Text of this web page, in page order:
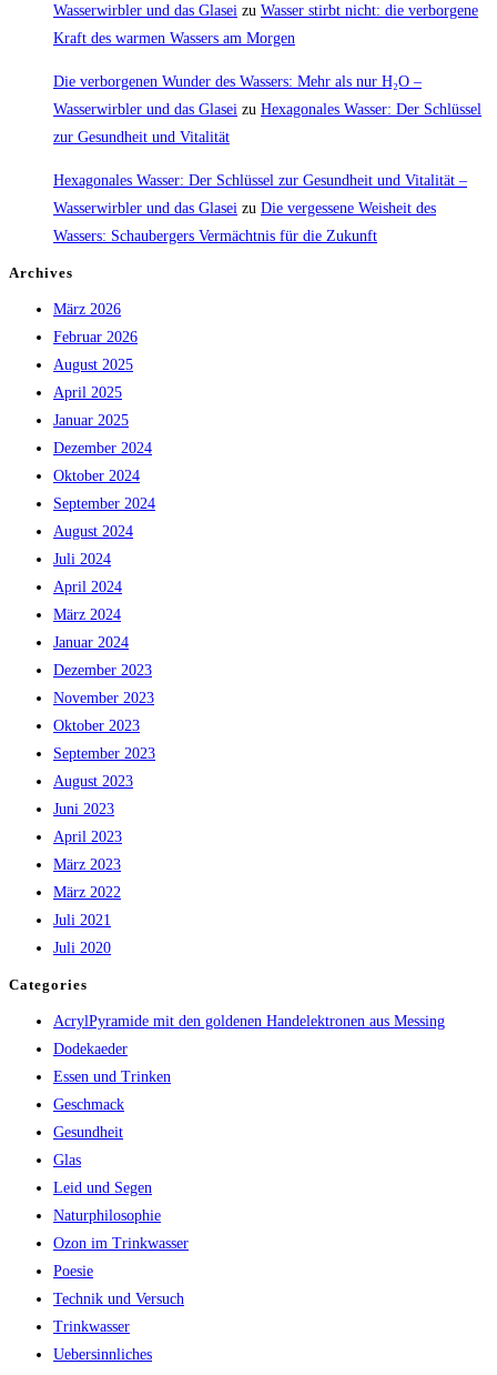
Wasserwirbler und das Glasei zu Wasser stirbt nicht: die verborgene
Kraft des warmen Wassers am Morgen
Die verborgenen Wunder des Wassers: Mehr als nur H₂O –
Wasserwirbler und das Glasei zu Hexagonales Wasser: Der Schlüssel
zur Gesundheit und Vitalität
Hexagonales Wasser: Der Schlüssel zur Gesundheit und Vitalität –
Wasserwirbler und das Glasei zu Die vergessene Weisheit des
Wassers: Schaubergers Vermächtnis für die Zukunft
Archives
März 2026
Februar 2026
August 2025
April 2025
Januar 2025
Dezember 2024
Oktober 2024
September 2024
August 2024
Juli 2024
April 2024
März 2024
Januar 2024
Dezember 2023
November 2023
Oktober 2023
September 2023
August 2023
Juni 2023
April 2023
März 2023
März 2022
Juli 2021
Juli 2020
Categories
AcrylPyramide mit den goldenen Handelektronen aus Messing
Dodekaeder
Essen und Trinken
Geschmack
Gesundheit
Glas
Leid und Segen
Naturphilosophie
Ozon im Trinkwasser
Poesie
Technik und Versuch
Trinkwasser
Uebersinnliches